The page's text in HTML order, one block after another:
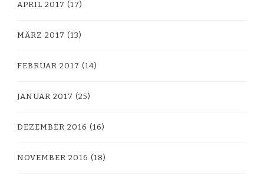
APRIL 2017 (17)
MÄRZ 2017 (13)
FEBRUAR 2017 (14)
JANUAR 2017 (25)
DEZEMBER 2016 (16)
NOVEMBER 2016 (18)